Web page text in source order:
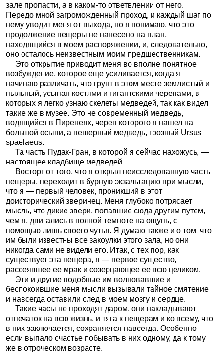
зале пропасти, а в каком-то ответвлении от него.
Передо мной загроможденный проход, и каждый шаг по
нему уводит меня от выхода, но я понимаю, что это
продолжение пещеры не нанесено на план,
находящийся в моем распоряжении, и, следовательно,
оно осталось неизвестным моим предшественникам.
Это открытие приводит меня во вполне понятное
возбуждение, которое еще усиливается, когда я
начинаю различать, что грунт в этом месте землистый и
пыльный, усыпан костями и гигантскими черепами, в
которых я легко узнаю скелеты медведей, так как видел
такие же в музее. Это не современный медведь,
водящийся в Пиренеях, череп которого я нашел на
большой осыпи, а пещерный медведь, грозный Ursus
spaelaeus.
Та часть Пудак-Гран, в которой я сейчас нахожусь, —
настоящее кладбище медведей.
Восторг от того, что я открыл неисследованную часть
пещеры, переходит в бурную экзальтацию при мысли,
что я — первый человек, проникший в этот
доисторический зверинец. Меня глубоко потрясает
мысль, что дикие звери, попавшие сюда другим путем,
чем я, двигались в полной темноте на ощупь, с
помощью лишь своего чутья. Я думаю также и о том, что
им были известны все закоулки этого зала, но они
никогда сами не видели его. Итак, с тех пор, как
существует эта пещера, я — первое существо,
рассеявшее ее мрак и созерцающее ее всю целиком.
Эти и другие подобные им волновавшие и
беспокоившие меня мысли вызывали тайное смятение
и навсегда оставили след в моем мозгу и сердце.
Такие часы не проходят даром, они накладывают
отпечаток на всю жизнь, и тяга к пещерам и ко всему, что
в них заключается, сохраняется навсегда. Особенно
если выпало счастье побывать в них одному, да к тому
же в отроческом возрасте.